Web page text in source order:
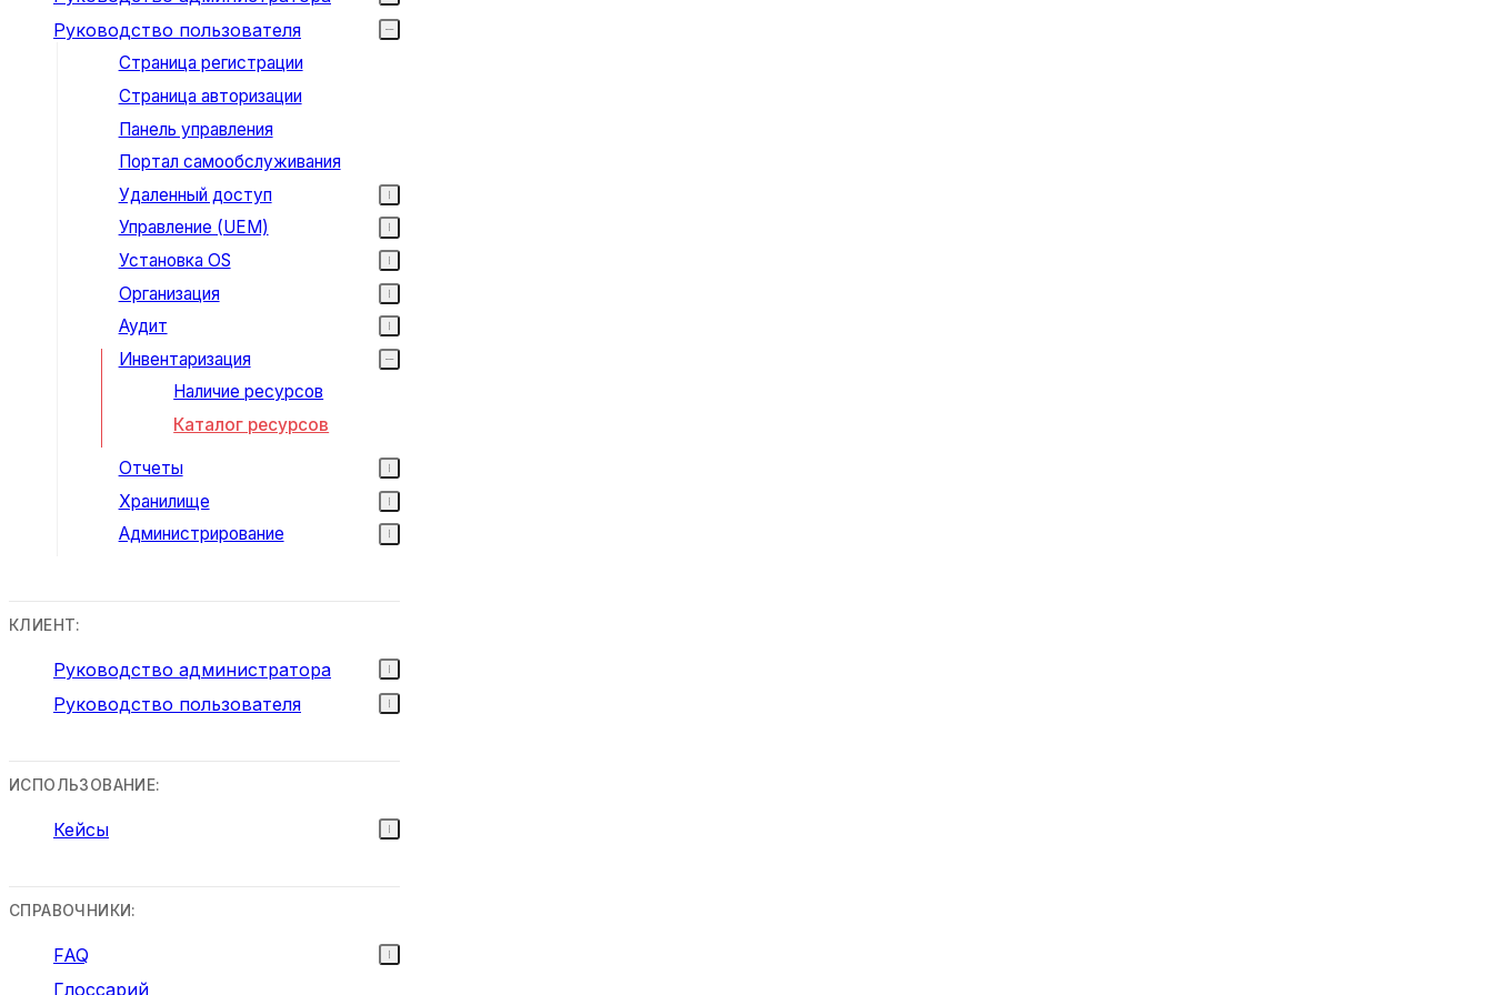
Руководство пользователя
Страница регистрации
Страница авторизации
Панель управления
Портал самообслуживания
Удаленный доступ
Управление (UEM)
Установка OS
Организация
Аудит
Инвентаризация
Наличие ресурсов
Каталог ресурсов
Отчеты
Хранилище
Администрирование
КЛИЕНТ:
Руководство администратора
Руководство пользователя
ИСПОЛЬЗОВАНИЕ:
Кейсы
СПРАВОЧНИКИ:
FAQ
Глоссарий